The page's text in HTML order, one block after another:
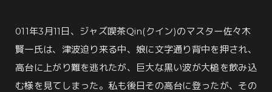
011年3月11日、ジャズ喫茶Qin(クイン)のマスター佐々木
賢一氏は、津波迫り来る中、娘に文字通り背中を押され、
高台に上がり難を逃れたが、巨大な黒い波が大槌を飲み込
む様を見てしまった。私も後日その高台に登ったが、その